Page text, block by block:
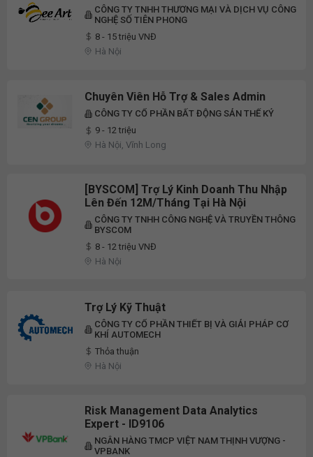
CÔNG TY TNHH THƯƠNG MẠI VÀ DỊCH VỤ CÔNG
NGHỆ SỐ TIÊN PHONG
8 - 15 triệu VNĐ
Hà Nội
Chuyên Viên Hỗ Trợ & Sales Admin
CÔNG TY CỔ PHẦN BẤT ĐỘNG SẢN THẾ KỶ
9 - 12 triệu
Hà Nội, Vĩnh Long
[BYSCOM] Trợ Lý Kinh Doanh Thu Nhập
Lên Đến 12M/tháng Tại Hà Nội
CÔNG TY TNHH CÔNG NGHỆ VÀ TRUYỀN THÔNG
BYSCOM
8 - 12 triệu VNĐ
Hà Nội
Trợ Lý Kỹ Thuật
CÔNG TY CỔ PHẦN THIẾT BỊ VÀ GIẢI PHÁP CƠ
KHÍ AUTOMECH
Thỏa thuận
Hà Nội
Risk Management Data Analytics
Expert - ID9106
NGÂN HÀNG TMCP VIỆT NAM THỊNH VƯỢNG -
VPBANK